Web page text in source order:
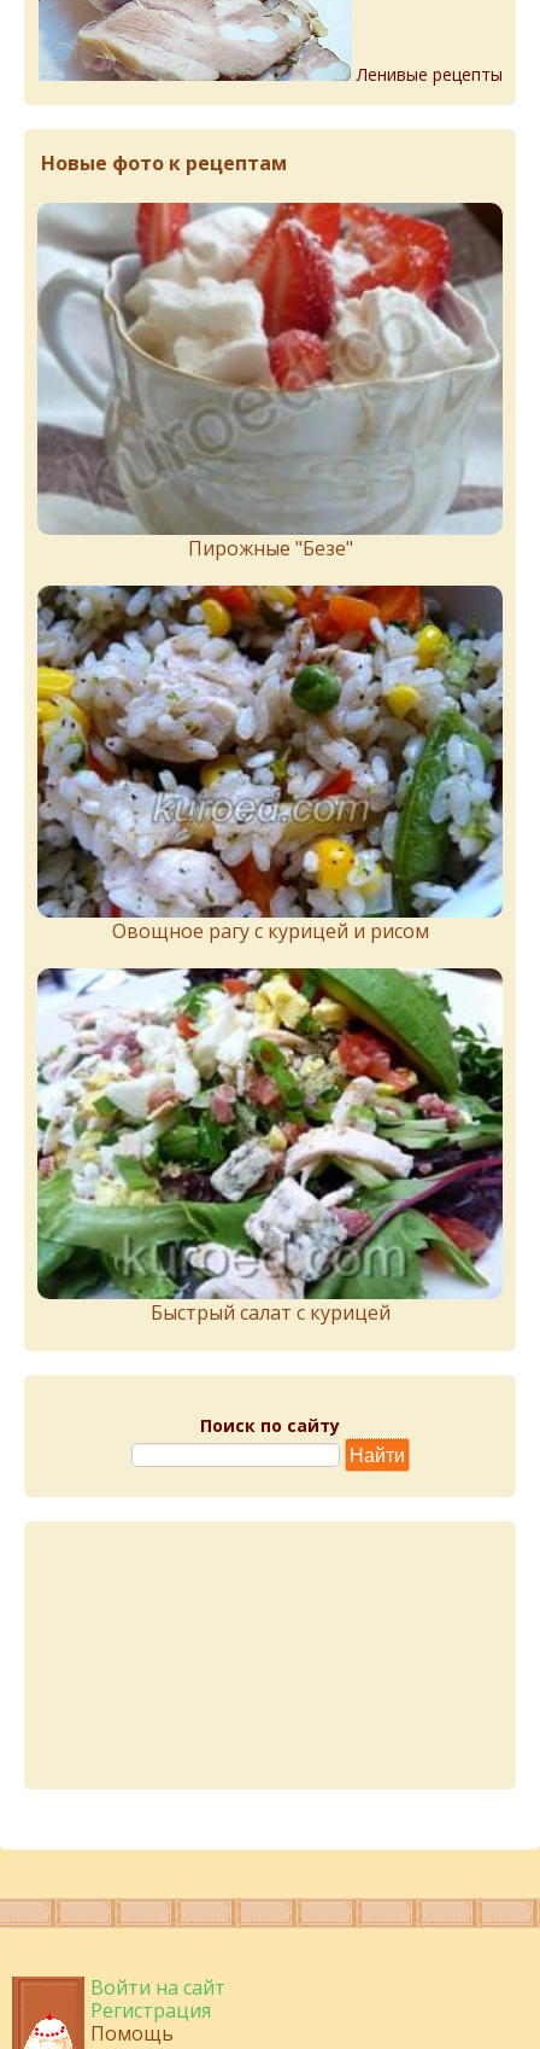
Ленивые рецепты
Новые фото к рецептам
Пирожныe "Бeзe"
Овощное рагу с курицей и рисом
Быстрый салат с курицей
Поиск по сайту
Войти на сайт
Регистрация
Помощь